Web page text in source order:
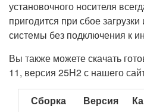
установочного носителя
пригодится при сбое
системы без подключения к
Вы также можете скачать
11, версия 25H2 с нашего
Сборка Версия